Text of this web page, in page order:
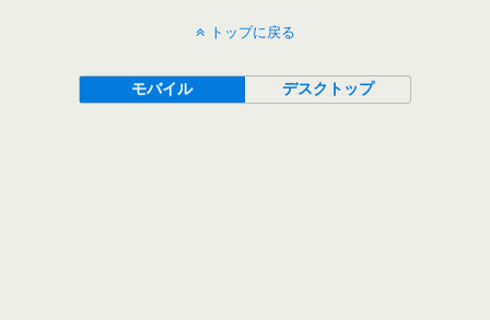
トップに戻る
モバイル デスクトップ